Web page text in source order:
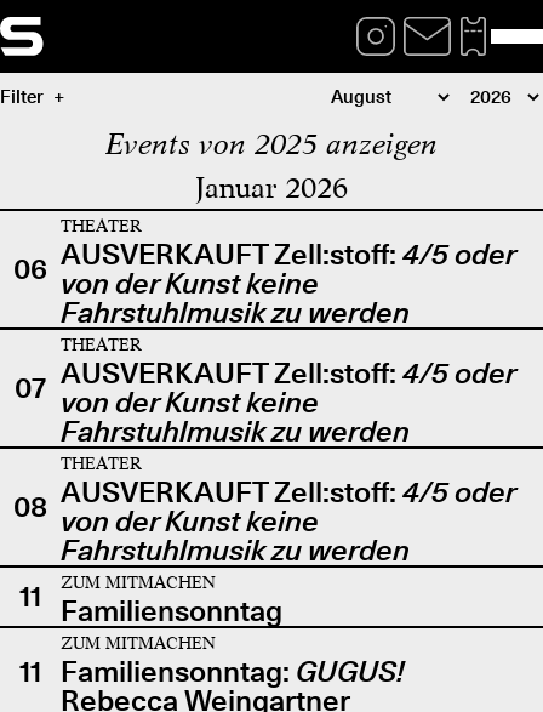
Filter
Events von 2025 anzeigen
Januar 2026
06
THEATER
AUSVERKAUFT Zell:stoff: 4/5 oder
von der Kunst keine
Fahrstuhlmusik zu werden
07
THEATER
AUSVERKAUFT Zell:stoff: 4/5 oder
von der Kunst keine
Fahrstuhlmusik zu werden
08
THEATER
AUSVERKAUFT Zell:stoff: 4/5 oder
von der Kunst keine
Fahrstuhlmusik zu werden
11
ZUM MITMACHEN
Familiensonntag
11
ZUM MITMACHEN
Familiensonntag: GUGUS!
Rebecca Weingartner